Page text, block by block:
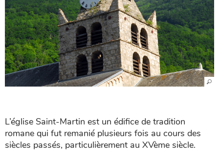
L’église Saint-Martin est un édifice de tradition
romane qui fut remanié plusieurs fois au cours des
siècles passés, particulièrement au XVème siècle.